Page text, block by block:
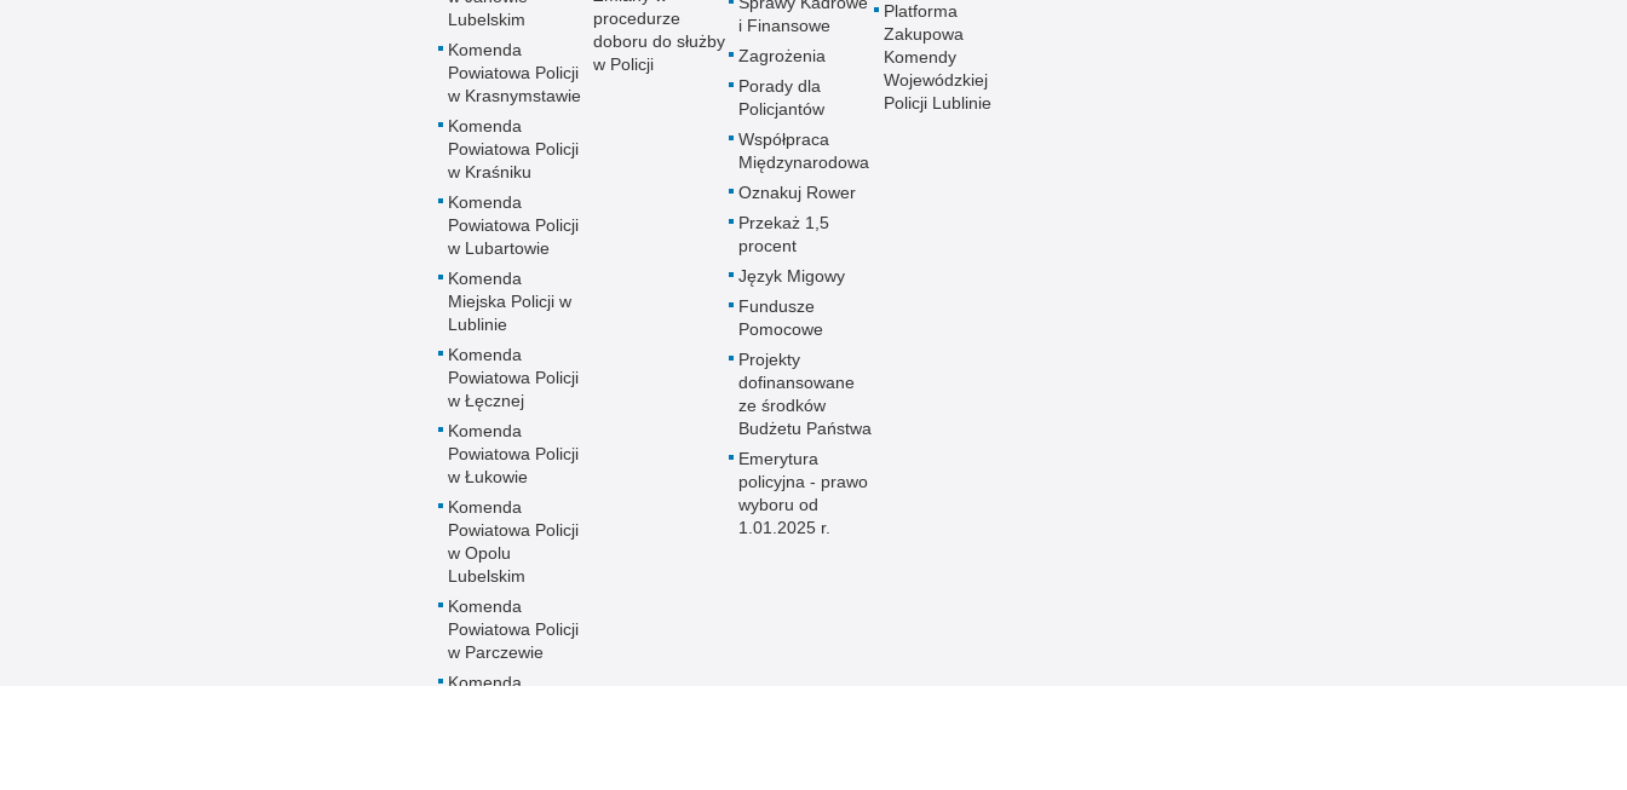
Lubelskim
Komenda
Powiatowa Policji
w Krasnymstawie
Komenda
Powiatowa Policji
w Kraśniku
Komenda
Powiatowa Policji
w Lubartowie
Komenda
Miejska Policji w
Lublinie
Komenda
Powiatowa Policji
w Łęcznej
Komenda
Powiatowa Policji
w Łukowie
Komenda
Powiatowa Policji
w Opolu
Lubelskim
Komenda
Powiatowa Policji
w Parczewie
Komenda
procedurze
doboru do służby
w Policji
i Finansowe
Zagrożenia
Porady dla
Policjantów
Współpraca
Międzynarodowa
Oznakuj Rower
Przekaż 1,5
procent
Język Migowy
Fundusze
Pomocowe
Projekty
dofinansowane
ze środków
Budżetu Państwa
Emerytura
policyjna - prawo
wyboru od
1.01.2025 r.
Platforma
Zakupowa
Komendy
Wojewódzkiej
Policji Lublinie